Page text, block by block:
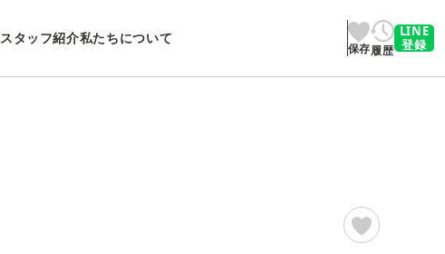
スタッフ紹介私たちについて
保存履歴
LINE
登録